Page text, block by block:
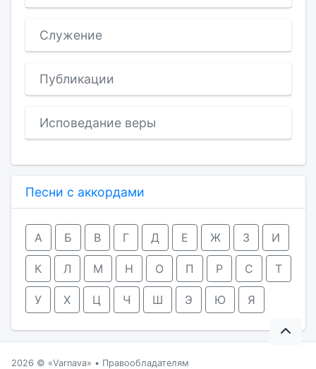
Служение
Публикации
Исповедание веры
Песни с аккордами
А Б В Г Д Е Ж З И
К Л М Н О П Р С Т
У Х Ц Ч Ш Э Ю Я
2026 © Varnava • Правообладателям